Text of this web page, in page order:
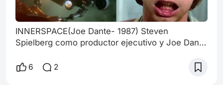
INNERSPACE(Joe Dante- 1987) Steven
Spielberg como productor ejecutivo y Joe Dante
de la perlita que co-crearon junto a otros
6 2